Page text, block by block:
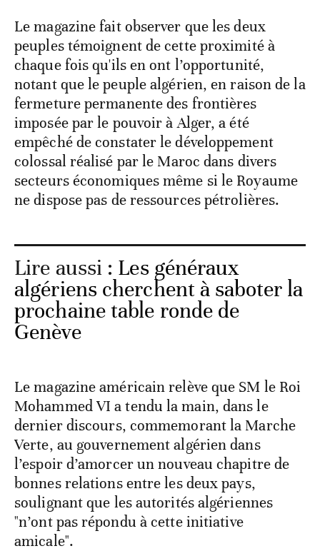
Le magazine fait observer que les deux
peuples témoignent de cette proximité à
chaque fois qu'ils en ont l’opportunité,
notant que le peuple algérien, en raison de la
fermeture permanente des frontières
imposée par le pouvoir à Alger, a été
empêché de constater le développement
colossal réalisé par le Maroc dans divers
secteurs économiques même si le Royaume
ne dispose pas de ressources pétrolières.
Lire aussi : Les généraux
algériens cherchent à saboter la
prochaine table ronde de
Genève
Le magazine américain relève que SM le Roi
Mohammed VI a tendu la main, dans le
dernier discours, commemorant la Marche
Verte, au gouvernement algérien dans
l’espoir d’amorcer un nouveau chapitre de
bonnes relations entre les deux pays,
soulignant que les autorités algériennes
"n’ont pas répondu à cette initiative
amicale".